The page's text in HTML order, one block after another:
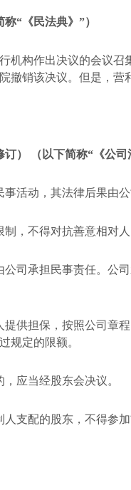
“《民法典》”）
构作出决议的会议召
撤销该决议。但是，
订） （以下简称“《公司
活动，其法律后果由公
，不得对抗善意相对人
司承担民事责任。公
供担保，按照公司章
规定的限额。
应当经股东会决议。
支配的股东，不得参